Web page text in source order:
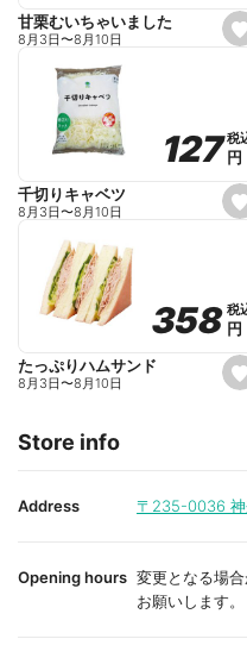
s
e
o
r
i
e
甘栗むいちゃいました
8月3日〜8月10日
s
e
o
r
i
e
127
127税
税
円
円
千切りキャベツ
8月3日〜8月10日
s
e
i
t
358
358税
税
円
円
たっぷりハムサンド
8月3日〜8月10日
Store info
Address 〒235-0036
Opening hours 変更となる場
お願いします。